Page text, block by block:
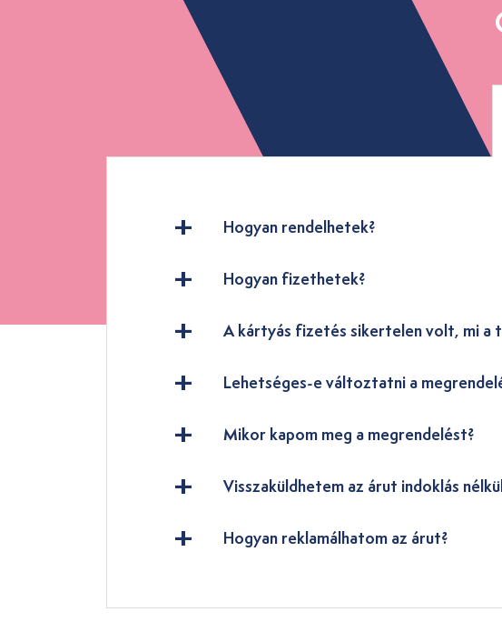
Hogyan rendelhetek?
Hogyan fizethetek?
A kártyás fizetés sikertelen volt, mi a
Lehetséges-e változtatni a
Mikor kapom meg a megrendelést?
Visszaküldhetem az árut indoklás
Hogyan reklamálhatom az árut?